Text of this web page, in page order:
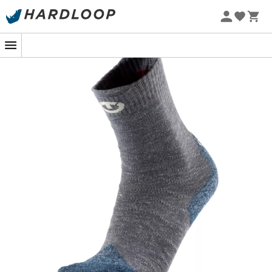
Zomeraanbiedingen 🔥 -5% EXTRA vanaf 2 producten* met
Merinowol, bekend om zijn vermogen om de
temperatuur te regelen, zorgt voor optimaal comfort
door tot 33% van zijn gewicht aan vocht op te nemen. De
CoolmaxTMgaren, gemaakt van
textielafval, en Pure-Ic biologisch garen, afkomstig van
ricinusbonen, wat lichtheid, elasticiteit en snelle droging